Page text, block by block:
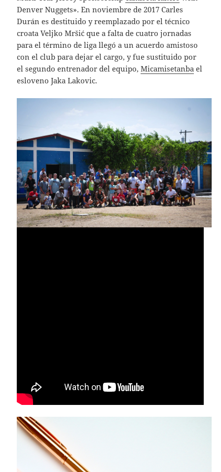
Denver Nuggets». En noviembre de 2017 Carles
Durán es destituido y reemplazado por el técnico
croata Veljko Mršić que a falta de cuatro jornadas
para el término de liga llegó a un acuerdo amistoso
con el club para dejar el cargo, y fue sustituido por
el segundo entrenador del equipo,Micamisetanba el
esloveno Jaka Lakovic.